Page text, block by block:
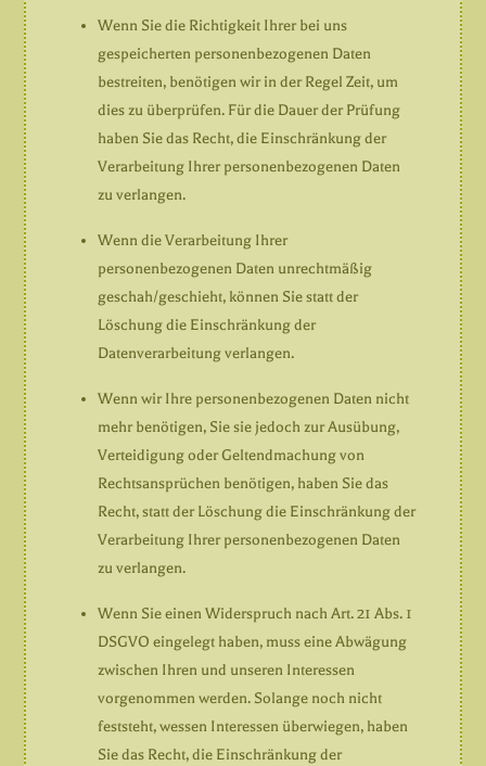
Wenn Sie die Richtigkeit Ihrer bei uns
gespeicherten personenbezogenen Daten
bestreiten, benötigen wir in der Regel Zeit, um
dies zu überprüfen. Für die Dauer der Prüfung
haben Sie das Recht, die Einschränkung der
Verarbeitung Ihrer personenbezogenen Daten
zu verlangen.
Wenn die Verarbeitung Ihrer
personenbezogenen Daten unrechtmäßig
geschah/geschieht, können Sie statt der
Löschung die Einschränkung der
Datenverarbeitung verlangen.
Wenn wir Ihre personenbezogenen Daten nicht
mehr benötigen, Sie sie jedoch zur Ausübung,
Verteidigung oder Geltendmachung von
Rechtsansprüchen benötigen, haben Sie das
Recht, statt der Löschung die Einschränkung der
Verarbeitung Ihrer personenbezogenen Daten
zu verlangen.
Wenn Sie einen Widerspruch nach Art. 21 Abs. 1
DSGVO eingelegt haben, muss eine Abwägung
zwischen Ihren und unseren Interessen
vorgenommen werden. Solange noch nicht
feststeht, wessen Interessen überwiegen, haben
Sie das Recht, die Einschränkung der